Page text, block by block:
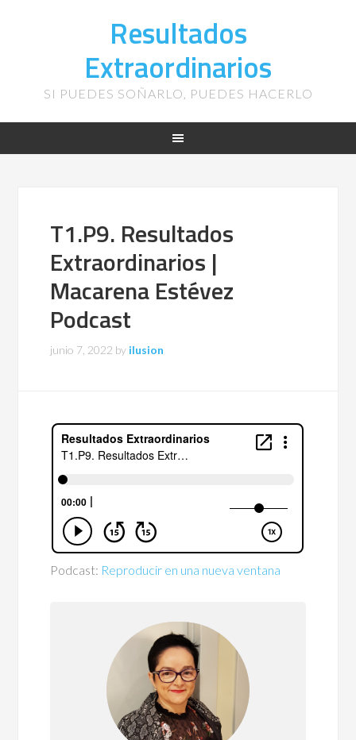
Resultados
Extraordinarios
SI PUEDES SOÑARLO, PUEDES HACERLO
T1.P9. Resultados
Extraordinarios |
Macarena Estévez
Podcast
junio 7, 2022 by ilusion
Podcast: Reproducir en una nueva ventana